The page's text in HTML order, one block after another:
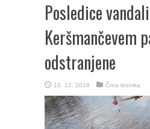
Posledice
Keršmančevem
odstranjene
10. 12. 2018 Črna kronika